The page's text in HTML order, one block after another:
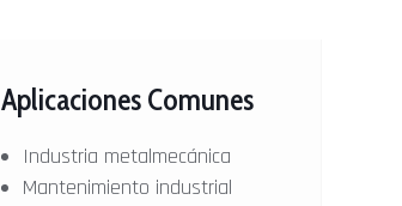
Aplicaciones Comunes
Industria metalmecánica
Mantenimiento industrial